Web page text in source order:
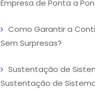
Empresa de Ponta a
Como Garantir a
Sem Surpresas?
Sustentação de
Sustentação de